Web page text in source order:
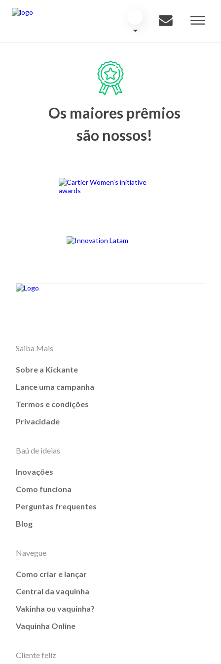
Os maiores prêmios
são nossos!
Saiba Mais
Sobre a Kickante
Lance uma campanha
Termos e condições
Privacidade
Baú de ideias
Inovações
Como funciona
Perguntas frequentes
Blog
Navegue
Como criar e lançar
Central da vaquinha
Vakinha ou vaquinha?
Vaquinha Online
Cliente feliz